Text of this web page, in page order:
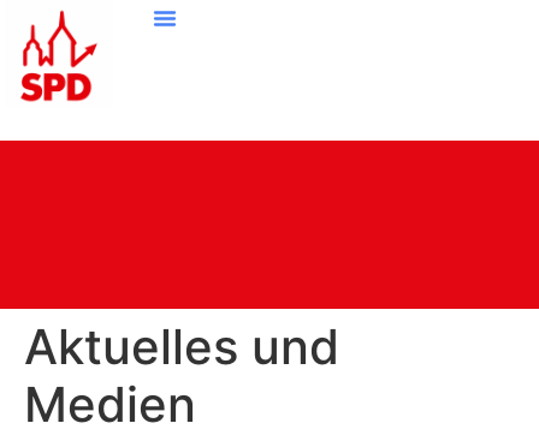
Aktuelles und
Medien